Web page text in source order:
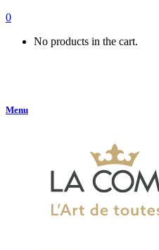
0
No products in the cart.
Menu